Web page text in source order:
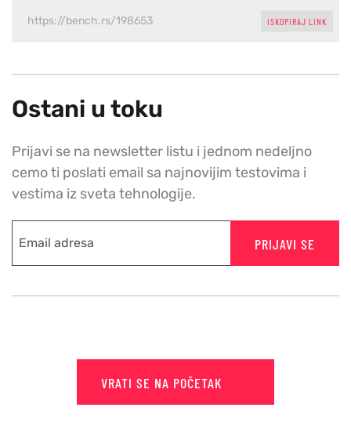
ISKOPIRAJ LINK
Ostani u toku
Prijavi se na newsletter listu i jednom nedeljno
cemo ti poslati email sa najnovijim testovima i
vestima iz sveta tehnologije.
PRIJAVI SE
VRATI SE NA POČETAK